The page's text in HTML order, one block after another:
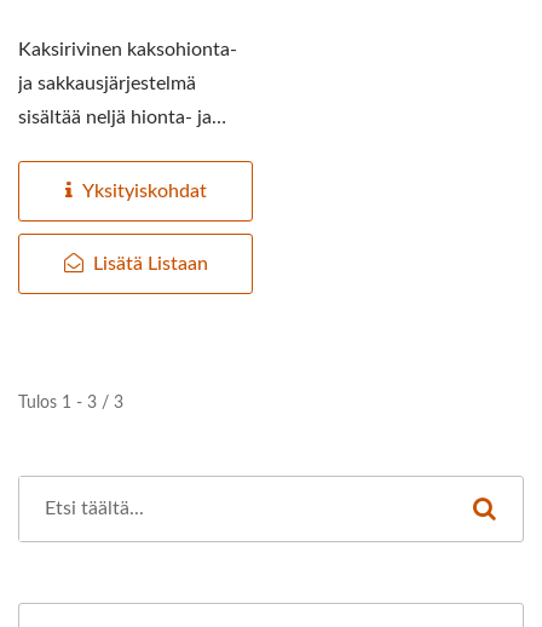
Kaksirivinen kaksohionta-
ja sakkausjärjestelmä
sisältää neljä hionta- ja
Yksityiskohdat
Lisätä Listaan
Tulos 1 - 3 / 3